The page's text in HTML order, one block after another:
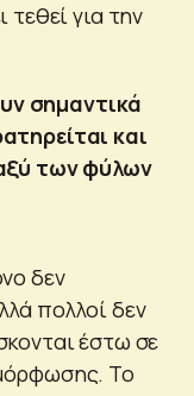
τεθεί για την
σημαντικά
και
των φύλων
δεν
πολλοί δεν
έστω σε
Το